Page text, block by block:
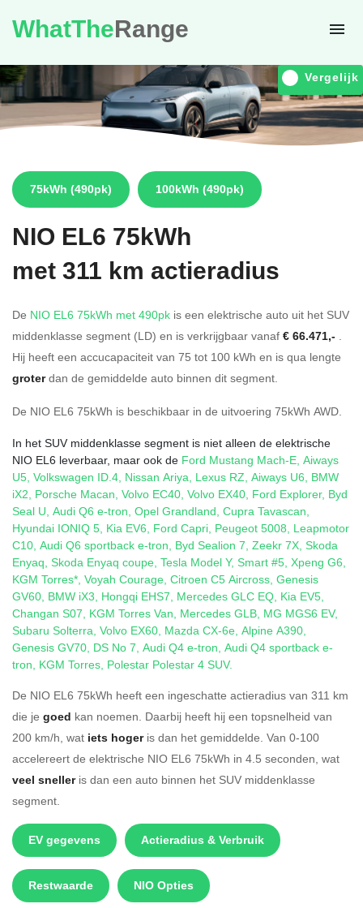
WhatTheRange
Vergelijk
75kWh (490pk) 100kWh (490pk)
NIO EL6 75kWh
met 311 km actieradius
De NIO EL6 75kWh met 490pk is een elektrische auto uit het SUV
middenklasse segment (LD) en is verkrijgbaar vanaf € 66.471,- .
Hij heeft een accucapaciteit van 75 tot 100 kWh en is qua lengte
groterdan de gemiddelde auto binnen dit segment.
De NIO EL6 75kWh is beschikbaar in de uitvoering 75kWh AWD.
In het SUV middenklasse segment is niet alleen de elektrische
NIO EL6 leverbaar, maar ook de Ford Mustang Mach-E, Aiways
U5, Volkswagen ID.4, Nissan Ariya, Lexus RZ, Aiways U6, BMW
iX2, Porsche Macan, Volvo EC40, Volvo EX40, Ford Explorer, Byd
Seal U, Audi Q6 e-tron, Opel Grandland, Cupra Tavascan,
Hyundai IONIQ 5, Kia EV6, Ford Capri, Peugeot 5008, Leapmotor
C10, Audi Q6 sportback e-tron, Byd Sealion 7, Zeekr 7X, Skoda
Enyaq, Skoda Enyaq coupe, Tesla Model Y, Smart #5, Xpeng G6,
KGM Torres*, Voyah Courage, Citroen C5 Aircross, Genesis
GV60, BMW iX3, Hongqi EHS7, Mercedes GLC EQ, Kia EV5,
Changan S07, KGM Torres Van, Mercedes GLB, MG MGS6 EV,
Subaru Solterra, Volvo EX60, Mazda CX-6e, Alpine A390,
Genesis GV70, DS No 7, Audi Q4 e-tron, Audi Q4 sportback e-
tron, KGM Torres, Polestar Polestar 4 SUV.
De NIO EL6 75kWh heeft een ingeschatte actieradius van 311 km
die je goed kan noemen. Daarbij heeft hij een topsnelheid van
200 km/h, wat iets hogeris dan het gemiddelde. Van 0-100
accelereert de elektrische NIO EL6 75kWh in 4.5 seconden, wat
veel snelleris dan een auto binnen het SUV middenklasse
segment.
EV gegevens Actieradius & Verbruik
Restwaarde NIO Opties